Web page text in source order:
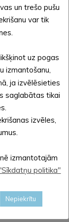
izplatīšanās
valsts
krituma
nodokļu jomā
sadaļā “
COVID-
“
Grants
un
uz VID
jautājumus
(EDS)
uz VID
arī
VID EDS
un trešo pušu
var tik
uz pogas
izmantošanu,
ja izvēlēsieties
saglabātas tikai
izvēles,
izmantotajām
politika"
Nepiekrītu